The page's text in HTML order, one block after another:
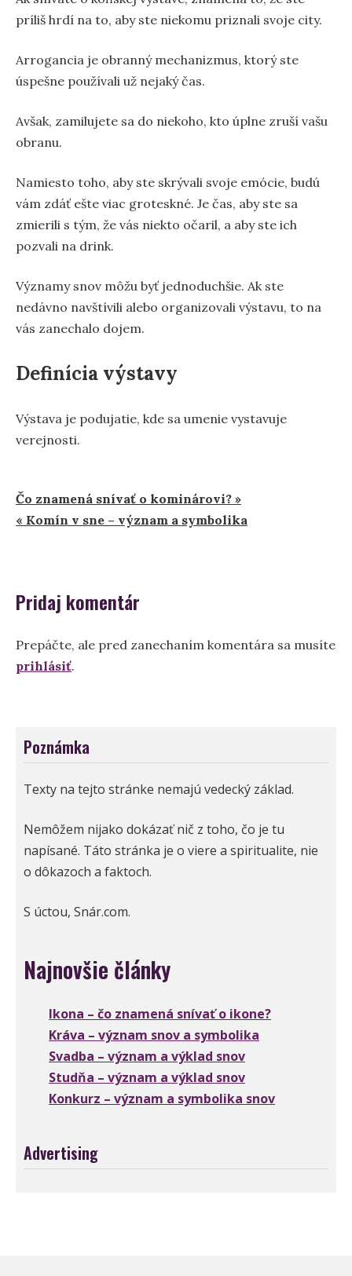
príliš hrdí na to, aby ste niekomu priznali svoje city.
Arrogancia je obranný mechanizmus, ktorý ste
úspešne používali už nejaký čas.
Avšak, zamilujete sa do niekoho, kto úplne zruší vašu
obranu.
Namiesto toho, aby ste skrývali svoje emócie, budú
vám zdáť ešte viac groteskné. Je čas, aby ste sa
zmierili s tým, že vás niekto očaril, a aby ste ich
pozvali na drink.
Významy snov môžu byť jednoduchšie. Ak ste
nedávno navštívili alebo organizovali výstavu, to na
vás zanechalo dojem.
Definícia výstavy
Výstava je podujatie, kde sa umenie vystavuje
verejnosti.
Navigácia
v
Čo znamená snívať o kominárovi? »
« Komín v sne – význam a symbolika
Pridaj komentár
Prepáčte, ale pred zanechaním komentára sa musíte
prihlásiť.
Poznámka
Texty na tejto stránke nemajú vedecký základ.
Nemôžem nijako dokázať nič z toho, čo je tu
napísané. Táto stránka je o viere a spiritualite, nie
o dôkazoch a faktoch.
S úctou, Snár.com.
Najnovšie články
Ikona – čo znamená snívať o ikone?
Kráva – význam snov a symbolika
Svadba – význam a výklad snov
Studňa – význam a výklad snov
Konkurz – význam a symbolika snov
Advertising